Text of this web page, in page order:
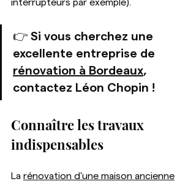
interrupteurs par exemple).
👉 Si vous cherchez une
excellente entreprise de
rénovation à Bordeaux,
contactez Léon Chopin !
Connaître les travaux
indispensables
La rénovation d'une maison ancienne